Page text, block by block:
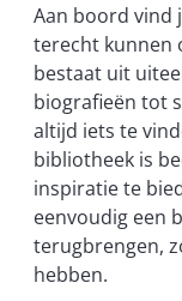
Aan boord vind
terecht kunnen
bestaat uit
biografieën tot
altijd iets te
bibliotheek is
inspiratie te
eenvoudig een
terugbrengen,
hebben.